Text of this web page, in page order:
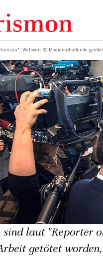
Weltweit 80 Medienschaffende getötet
laut "Reporter
getötet